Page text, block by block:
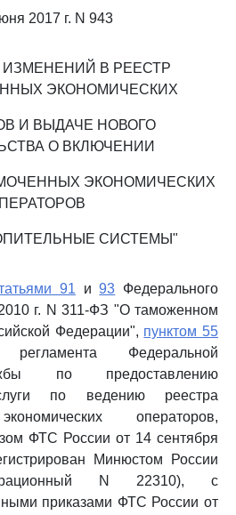
2017 г. N 943
В РЕЕСТР
ЭКОНОМИЧЕСКИХ
И ВЫДАЧЕ НОВОГО
О ВКЛЮЧЕНИИ
ЭКОНОМИЧЕСКИХ
СИСТЕМЫ"
91 и93 Федерального
г. N 311-ФЗ "О таможенном
Федерации", пунктом 55
регламента Федеральной
по предоставлению
по ведению реестра
операторов,
ФТС России от 14 сентября
Минюстом России
N 22310), с
приказами ФТС России от